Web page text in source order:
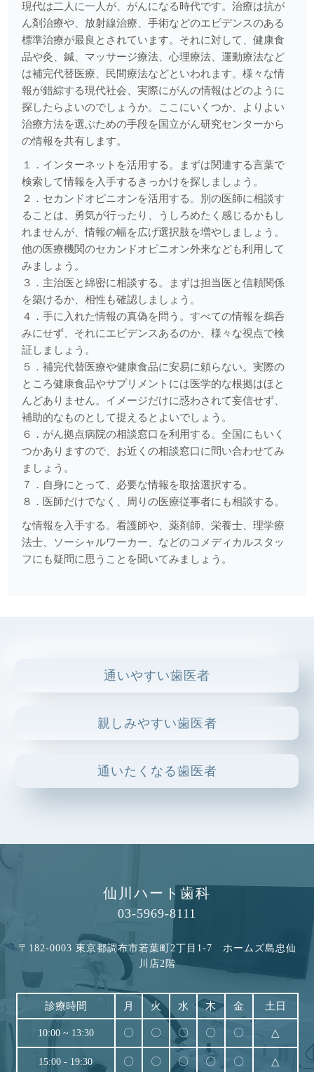
2025.12.05
メタルコアとファイバーコア
2025.11.07
ものがはさまる＝受診のサイン
2025.10.07
歯を痛める2つの力
2025.09.08
お子さんの仕上げみがき
2025.08.07
口臭の原因
2025.07.07
歯の根の治療
2025.06.02
がんと民間療法
2025.05.26
アライナー矯正
2025.05.12
歯の根の治療
2025.05.02
注目の口腔機能トレーニング法！？吹き戻しピロピロ健康
法！？
2025.04.21
マウスピース矯正（インビザライン）の５つのポイント
むし歯から歯を守る
マウスピース型治療装置に関して（インビザライン、ホワイ
インビザラインの治療に関して
2024.02.09
顎関節症について
2024.01.18
クラウン治療の流れについて
2023.11.28
総入れ歯と部分入れ歯について
2023.10.30
現代は二人に一人が、がんになる時代です。治療は抗が
ん剤治療や、放射線治療、手術などのエビデンスのある
標準治療が最良とされています。それに対して、健康食
品や灸、鍼、マッサージ療法、心理療法、運動療法など
は補完代替医療、民間療法などといわれます。様々な情
報が錯綜する現代社会、実際にがんの情報はどのように
探したらよいのでしょうか。ここにいくつか、よりよい
治療方法を選ぶための手段を国立がん研究センターから
の情報を共有します。
１．インターネットを活用する。まずは関連する言葉で
検索して情報を入手するきっかけを探しましょう。
２．セカンドオピニオンを活用する。別の医師に相談す
ることは、勇気が行ったり、うしろめたく感じるかもし
れませんが、情報の幅を広げ選択肢を増やしましょう。
他の医療機関のセカンドオピニオン外来なども利用して
みましょう。
３．主治医と綿密に相談する。まずは担当医と信頼関係
を築けるか、相性も確認しましょう。
４．手に入れた情報の真偽を問う。すべての情報を鵜呑
みにせず、それにエビデンスあるのか、様々な視点で検
証しましょう。
５．補完代替医療や健康食品に安易に頼らない。実際の
ところ健康食品やサプリメントには医学的な根拠はほと
んどありません。イメージだけに惑わされて妄信せず、
補助的なものとして捉えるとよいでしょう。
６．がん拠点病院の相談窓口を利用する。全国にもいく
つかありますので、お近くの相談窓口に問い合わせてみ
ましょう。
７．自身にとって、必要な情報を取捨選択する。
８．医師だけでなく、周りの医療従事者にも相談する。
な情報を入手する。看護師や、薬剤師、栄養士、理学療
法士、ソーシャルワーカー、などのコメディカルスタッ
フにも疑問に思うことを聞いてみましょう。
通いやすい歯医者
親しみやすい歯医者
通いたくなる歯医者
仙川ハート歯科
03-5969-8111
〒182-0003 東京都調布市若葉町2丁目1-7 ホームズ島忠仙
川店2階
診療時間 月 火 水 木 金 土日
10:00 ~ 13:30 〇 〇 〇 〇 〇 △
15:00 - 19:30 〇 〇 〇 〇 〇 △